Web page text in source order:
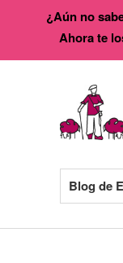
Blog de
¿Aún no
Ahora te